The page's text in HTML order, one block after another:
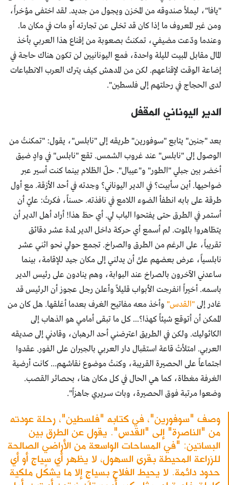
"يافا"، ليملأ صندوقه من المخزن ويجول من جديد. لقد اختفى مؤخراً،
ومن غير المعروف ما إذا كان قد تخلى عن تجارته أو مات في مكان ما.
وعندما ودّعت مضيفي، تمكنتُ بصعوبة من إقناع هذا العربي بأخذ
المال مقابل المبيت لليلة واحدة، فمع اليونانيين لن تكون هناك حاجة في
إضاعة الوقت لإقناعهم. لكن من المدهش كيف يترك العرب الانطباعات
لدى الحجاج في رحلتهم إلى فلسطين".
الدير اليوناني المقفل
بعد "جنين" يتابع "سوفورين" طريقه إلى "نابلس"، يقول: "تمكنتُ من
الوصول إلى "نابلس" عند غروب الشمس. تقع "نابلس" في وادٍ ضيق
أخضر بين جبلي "الطور" و"عيبال". حلّ الظلام بينما كنت أسير عبر
ضواحيها. أين سأبيت؟ في الدير اليوناني؟ وجدته في أحد الأزقة. مع أول
طرقة على بابه انطفأ الضوء اللامع في نافذته. حسناً، فكرتُ: عليّ أن
أستمر في الطرق حتى يفتحوا الباب لي. أي حظ هذا! أراد أهل الدير أن
يتظاهروا بالموت. لم أسمع أي حركة داخل الدير لمدة عشر دقائق
تقريباً، على الرغم من الطرق والصراخ. تجمع حولي نحو اثني عشر
نابلسياً، عرض بعضهم علىَّ أن يدلني إلى مكان جيد للإقامة، بينما
ساعدني الآخرون بالصراخ عند البوابة، وهم ينادون على رئيس الدير
باسمه. أخيراً انفرجت الأبواب قليلاً وأعلن رجل عجوز أن الرئيس قد
غادر إلى"القدس" وأخذ معه مفاتيح الغرف بعدما أغلقها. هل كان من
الممكن أن أتوقع شيئاً كهذا؟... كل ما تبقى أمامي هو الذهاب إلى
الكاثوليك. ولكن في الطريق اعترضني أحد الرهبان، وقادني إلى صديقه
العربي. امتلأتْ قاعة استقبال دار العربي بالجيران على الفور. عقدوا
اجتماعاً على الحصيرة القريبة، وكنتُ موضوع نقاشهم... كانت أرضية
الغرفة مغطاة، كما هي الحال في كل مكان هنا، بحصائر القصب.
وضعوا مرتبة فوق الحصيرة، وبات سريري جاهزاً".
وصف "سوفورين"، في كتابه "فلسطين"، رحلة عودته
من "الناصرة" إلى "القدس". يقول عن الطرق بين
البساتين: "في المساحات الواسعة من الأراضي الصالحة
للزراعة المحيطة بقرى السهول، لا يظهر أي سياج أو أي
حدود دائمة. لا يحيط الفلاح بسياجٍ إلا ما يشكِّل ملكية